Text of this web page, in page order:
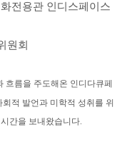
전용관 인디스페이스
원회
흐름을 주도해온 인디다큐페
적 발언과 미학적 성취를 위
간을 보내왔습니다.